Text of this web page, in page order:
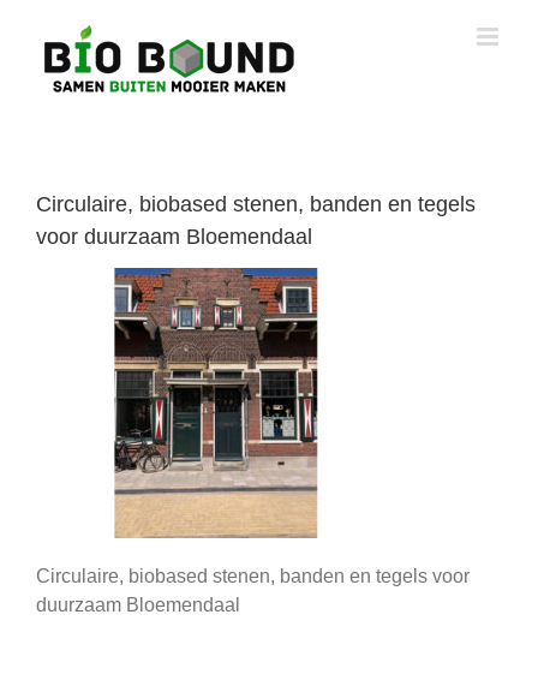
inhoud
Circulaire, biobased stenen, banden en tegels
voor duurzaam Bloemendaal
Circulaire, biobased stenen, banden en tegels voor
duurzaam Bloemendaal